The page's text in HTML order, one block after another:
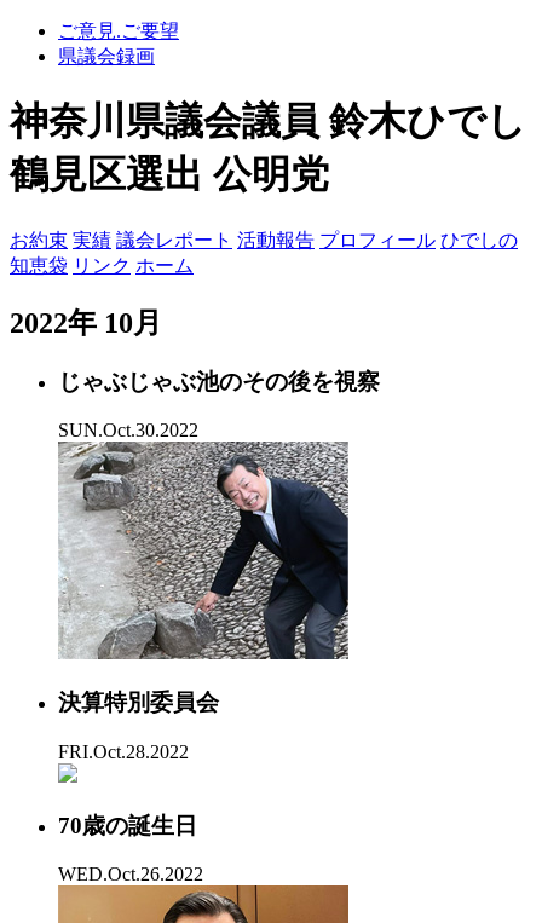
ご意見.ご要望
県議会録画
神奈川県議会議員 鈴木ひでし
鶴見区選出 公明党
お約束 実績 議会レポート 活動報告 プロフィール ひでしの
知恵袋 リンク ホーム
2022年 10月
じゃぶじゃぶ池のその後を視察
SUN.Oct.30.2022
決算特別委員会
FRI.Oct.28.2022
70歳の誕生日
WED.Oct.26.2022